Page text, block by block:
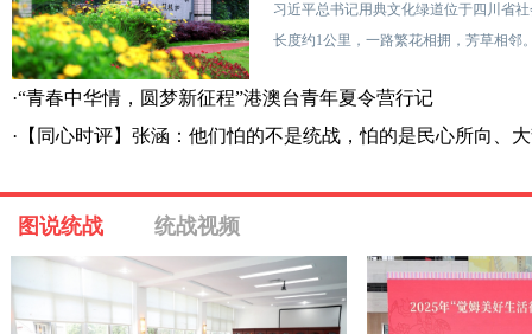
习近平总书记用典文化绿道位于四川省
长度约1公里，一路繁花相拥，芳草相邻
·“青春中华情，圆梦新征程”港澳台青年夏令营行记
· 【同心时评】张涵：他们怕的不是统战，怕的是民心所向、
图说统战 统战视频